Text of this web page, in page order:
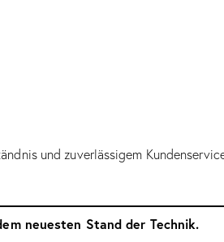
und zuverlässigem
neuesten Stand der Technik.